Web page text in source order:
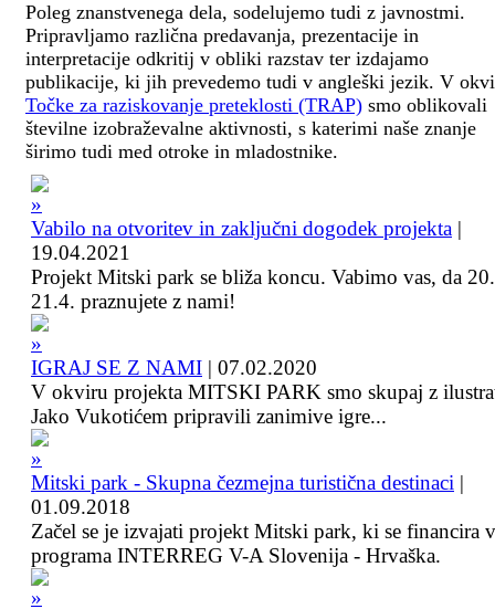
Poleg znanstvenega dela, sodelujemo tudi z javnostmi.
Pripravljamo različna predavanja, prezentacije in
interpretacije odkritij v obliki razstav ter izdajamo
publikacije, ki jih prevedemo tudi v angleški jezik. V
Točke za raziskovanje preteklosti (TRAP) smo oblikovali
številne izobraževalne aktivnosti, s katerimi naše znanje
širimo tudi med otroke in mladostnike.
Vabilo na otvoritev in zaključni dogodek projekta |
19.04.2021
Projekt Mitski park se bliža koncu. Vabimo vas, da
21.4. praznujete z nami!
IGRAJ SE Z NAMI | 07.02.2020
V okviru projekta MITSKI PARK smo skupaj z
Jako Vukotićem pripravili zanimive igre...
Mitski park - Skupna čezmejna turistična destinaci |
01.09.2018
Začel se je izvajati projekt Mitski park, ki se financira
programa INTERREG V-A Slovenija - Hrvaška.